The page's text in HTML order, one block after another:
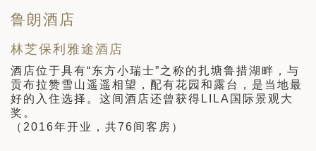
鲁朗酒店
林芝保利雅途酒店
酒店位于具有“东方小瑞士”之称的扎塘鲁措湖畔，与
贡布拉赞雪山遥遥相望，配有花园和露台，是当地最
好的入住选择。这间酒店还曾获得LILA国际景观大
奖。
（2016年开业，共76间客房）